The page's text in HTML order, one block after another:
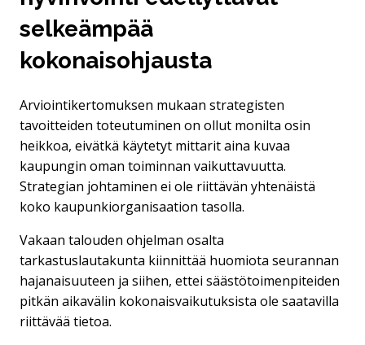
selkeämpää
kokonaisohjausta
Arviointikertomuksen mukaan strategisten
tavoitteiden toteutuminen on ollut monilta osin
heikkoa, eivätkä käytetyt mittarit aina kuvaa
kaupungin oman toiminnan vaikuttavuutta.
Strategian johtaminen ei ole riittävän yhtenäistä
koko kaupunkiorganisaation tasolla.
Vakaan talouden ohjelman osalta
tarkastuslautakunta kiinnittää huomiota seurannan
hajanaisuuteen ja siihen, ettei säästötoimenpiteiden
pitkän aikavälin kokonaisvaikutuksista ole saatavilla
riittävää tietoa.